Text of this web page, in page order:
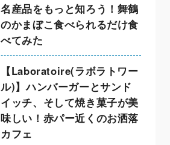
名産品をもっと知ろう！舞鶴
のかまぼこ食べられるだけ食
べてみた
【Laboratoire(ラボラトワー
ル)】ハンバーガーとサンド
イッチ、そして焼き菓子が美
味しい！赤パー近くのお洒落
カフェ